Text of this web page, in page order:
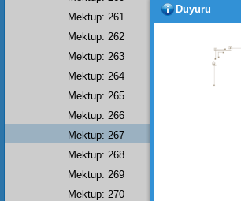
Mektup: 261
Mektup: 262
Mektup: 263
Mektup: 264
Mektup: 265
Mektup: 266
Mektup: 267
Mektup: 268
Mektup: 269
Mektup: 270
Duyuru